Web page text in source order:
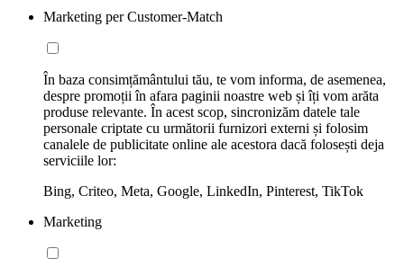
Marketing per Customer-Match
În baza consimțământului tău, te vom informa, de asemenea,
despre promoții în afara paginii noastre web și îți vom arăta
produse relevante. În acest scop, sincronizăm datele tale
personale criptate cu următorii furnizori externi și folosim
canalele de publicitate online ale acestora dacă folosești deja
serviciile lor:
Bing, Criteo, Meta, Google, LinkedIn, Pinterest, TikTok
Marketing